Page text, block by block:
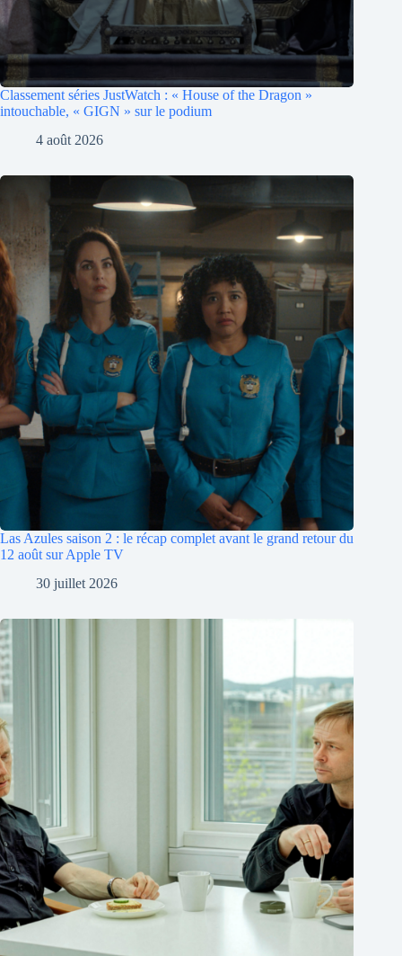
Classement séries JustWatch : « House of the Dragon »
intouchable, « GIGN » sur le podium
4 août 2026
Las Azules saison 2 : le récap complet avant le grand retour du
12 août sur Apple TV
30 juillet 2026